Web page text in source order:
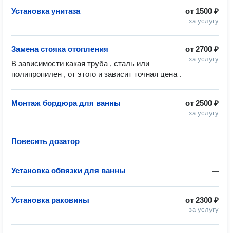
от 1500 ₽
за услугу
Установка унитаза
от 2700 ₽
за услугу
Замена стояка отопления
В зависимости какая труба , сталь или
полипропилен , от этого и зависит точная цена .
от 2500 ₽
за услугу
Монтаж бордюра для ванны
—
Повесить дозатор
—
Установка обвязки для ванны
от 2300 ₽
за услугу
Установка раковины